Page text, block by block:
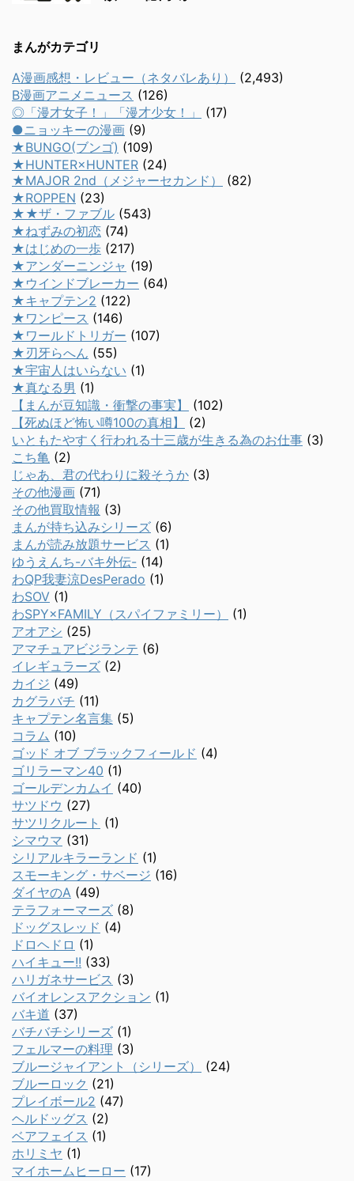
まんがカテゴリ
A漫画感想・レビュー（ネタバレあり）
(2,493)
B漫画アニメニュース (126)
◎「漫才女子！」「漫才少女！」
(17)
●ニョッキーの漫画 (9)
★BUNGO(ブンゴ) (109)
★HUNTER×HUNTER (24)
★MAJOR 2nd（メジャーセカンド）
(82)
★ROPPEN (23)
★★ザ・ファブル (543)
★ねずみの初恋 (74)
★はじめの一歩 (217)
★アンダーニンジャ (19)
★ウインドブレーカー (64)
★キャプテン2 (122)
★ワンピース (146)
★ワールドトリガー (107)
★刃牙らへん (55)
★宇宙人はいらない (1)
★真なる男 (1)
【まんが豆知識・衝撃の事実】
(102)
【死ぬほど怖い噂100の真相】
(2)
いともたやすく行われる十三歳が生きる為のお仕事 (3)
こち亀 (2)
じゃあ、君の代わりに殺そうか (3)
その他漫画 (71)
その他買取情報 (3)
まんが持ち込みシリーズ (6)
まんが読み放題サービス (1)
ゆうえんち-バキ外伝- (14)
わQP我妻涼DesPerado (1)
わSOV (1)
わSPY×FAMILY（スパイファミリー）
(1)
アオアシ (25)
アマチュアビジランテ (6)
イレギュラーズ (2)
カイジ (49)
カグラバチ (11)
キャプテン名言集 (5)
コラム (10)
ゴッド オブ ブラックフィールド (4)
ゴリラーマン40 (1)
ゴールデンカムイ (40)
サツドウ (27)
サツリクルート (1)
シマウマ (31)
シリアルキラーランド (1)
スモーキング・サベージ (16)
ダイヤのA (49)
テラフォーマーズ (8)
ドッグスレッド (4)
ドロヘドロ (1)
ハイキュー!! (33)
ハリガネサービス (3)
バイオレンスアクション (1)
バキ道 (37)
バチバチシリーズ (1)
フェルマーの料理 (3)
ブルージャイアント（シリーズ）
(24)
ブルーロック (21)
プレイボール2 (47)
ヘルドッグス (2)
ベアフェイス (1)
ホリミヤ (1)
マイホームヒーロー (17)